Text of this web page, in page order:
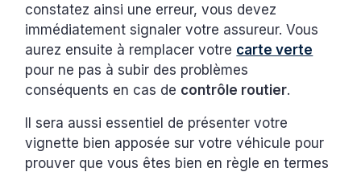
constatez ainsi une erreur, vous devez
immédiatement signaler votre assureur. Vous
aurez ensuite à remplacer votre carte verte
pour ne pas à subir des problèmes
conséquents en cas de contrôle routier.
Il sera aussi essentiel de présenter votre
vignette bien apposée sur votre véhicule pour
prouver que vous êtes bien en règle en termes